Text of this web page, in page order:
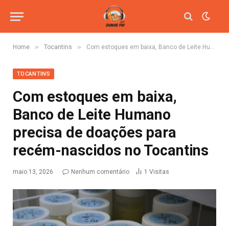
Home » Tocantins » Com estoques em baixa, Banco de Leite Humano precisa de doações para recém-nascidos no Tocantins
TOCANTINS
Com estoques em baixa,
Banco de Leite Humano
precisa de doações para
recém-nascidos no Tocantins
maio 13, 2026 Nenhum comentário 1 Visitas